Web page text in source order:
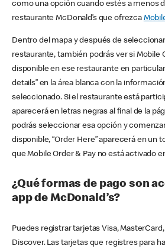
como una opción cuando estés a menos
restaurante McDonald’s que ofrezca
Dentro del mapa y después de
restaurante, también podrás ver si Mobile
disponible en ese restaurante en
details” en la área blanca con la
seleccionado. Si el restaurante está
aparecerá en letras negras al final de la
podrás seleccionar esa opción y
disponible, “Order Here” aparecerá en un
que Mobile Order & Pay no está activado
¿Qué formas de pago son
app de McDonald’s?
Puedes registrar tarjetas Visa,
Discover. Las tarjetas que registres para